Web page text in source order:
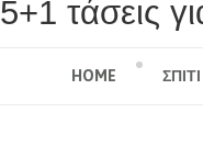
5+1 τάσεις
HOME ΣΠΙΤΙ